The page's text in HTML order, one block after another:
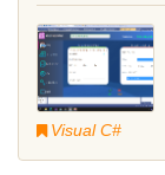
Visual C#